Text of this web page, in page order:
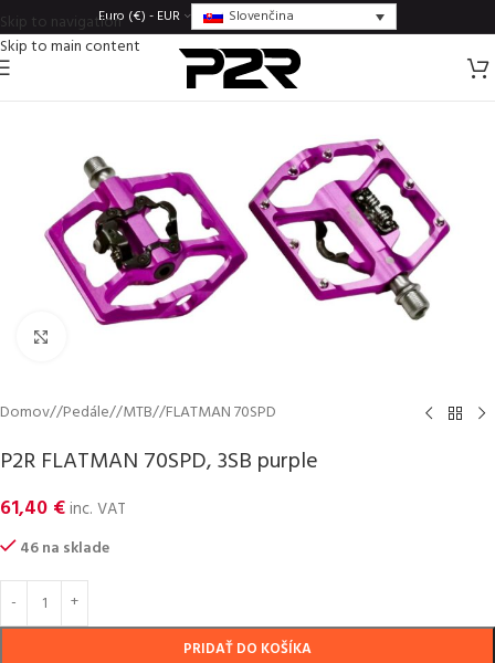
Skip to navigation
Skip to main content
Euro (€) - EUR Slovenčina
Domov/ Pedále/ MTB/ FLATMAN 70SPD
P2R FLATMAN 70SPD, 3SB purple
61,40 €inc. VAT
46 na sklade
PRIDAŤ DO KOŠÍKA